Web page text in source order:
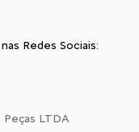
Redes Sociais:
Peças LTDA